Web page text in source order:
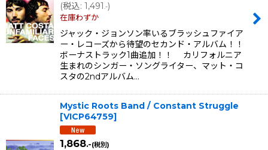
(税込: 1,491.-)
在庫わずか
ジャック・ジョンソン率いるブラッシュファイア
ー・レコーズから待望のセカンド・アルバム！！
ボーナストラック1曲追加！！ カリフォルニア
生まれのシンガー・ソングライター、マット・コ
スタの2ndアルバム…
Mystic Roots Band / Constant Struggle
[VICP64759]
1,868.-(税別)